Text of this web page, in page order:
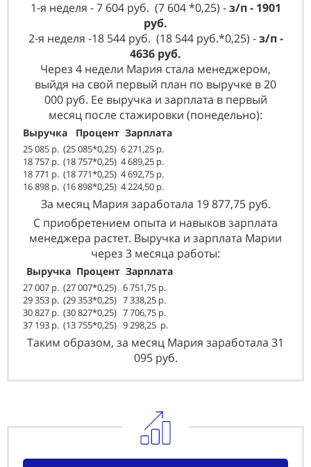
1-я неделя - 7 604 руб. (7 604 *0,25) -з/п - 1901
руб.
2-я неделя -18 544 руб. (18 544 руб.*0,25) -з/п -
4636 руб.
Через 4 недели Мария стала менеджером,
выйдя на свой первый план по выручке в 20
000 руб. Ее выручка и зарплата в первый
месяц после стажировки (понедельно):
Выручка Процент Зарплата
25 085 р. (25 085*0,25) 6 271,25 р.
18 757 р. (18 757*0,25) 4 689,25 р.
18 771 р. (18 771*0,25) 4 692,75 р.
16 898 р. (16 898*0,25) 4 224,50 р.
За месяц Мария заработала 19 877,75 руб.
С приобретением опыта и навыков зарплата
менеджера растет. Выручка и зарплата Марии
через 3 месяца работы:
Выручка Процент Зарплата
27 007 р. (27 007*0,25) 6 751,75 р.
29 353 р. (29 353*0,25) 7 338,25 р.
30 827 р. (30 827*0,25) 7 706,75 р.
37 193 р. (13 755*0,25) 9 298,25 р.
Таким образом, за месяц Мария заработала 31
095 руб.